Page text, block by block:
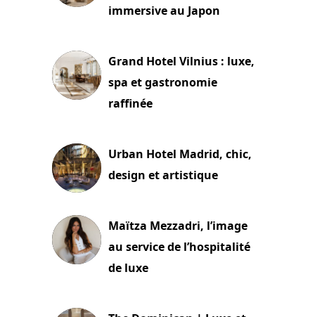
immersive au Japon
Grand Hotel Vilnius : luxe,
spa et gastronomie
raffinée
Urban Hotel Madrid, chic,
design et artistique
Maïtza Mezzadri, l’image
au service de l’hospitalité
de luxe